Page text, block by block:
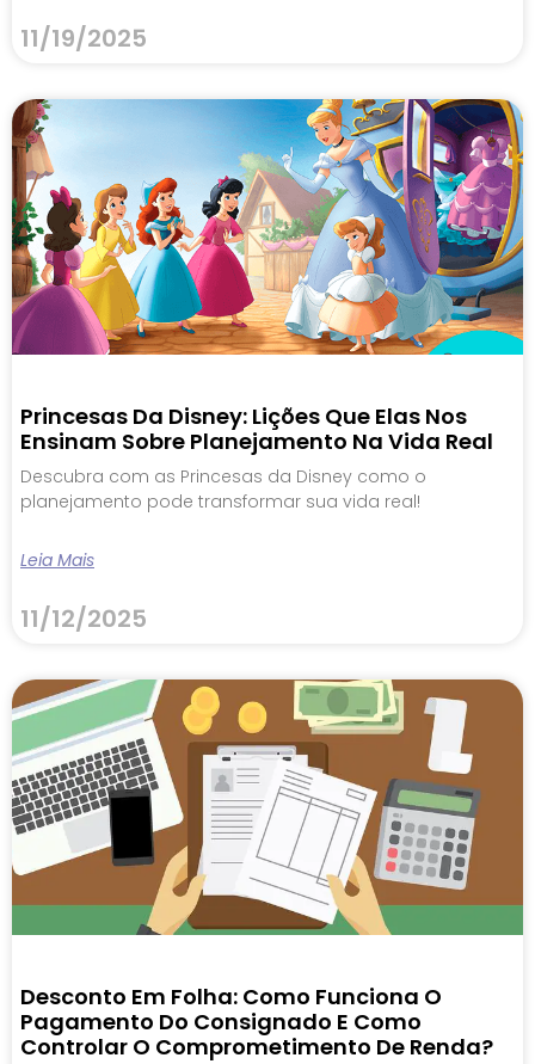
11/19/2025
Princesas Da Disney: Lições Que Elas Nos
Ensinam Sobre Planejamento Na Vida Real
Descubra com as Princesas da Disney como o
planejamento pode transformar sua vida real!
Leia Mais
11/12/2025
Desconto Em Folha: Como Funciona O
Pagamento Do Consignado E Como
Controlar O Comprometimento De Renda?